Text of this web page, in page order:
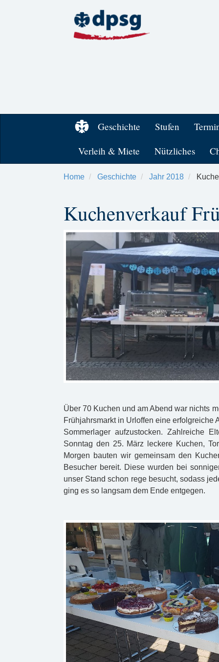
Geschichte Stufen
Verleih & Miete
Nützliches
Home Geschichte Jahr 2018
Kuchenverkauf
Über 70 Kuchen und am Abend war nichts
Frühjahrsmarkt in Urloffen eine erfolgreiche
Sommerlager aufzustocken. Zahlreiche
Sonntag den 25. März leckere Kuchen,
Morgen bauten wir gemeinsam den
Besucher bereit. Diese wurden bei
unser Stand schon rege besucht, sodass
ging es so langsam dem Ende entgegen.